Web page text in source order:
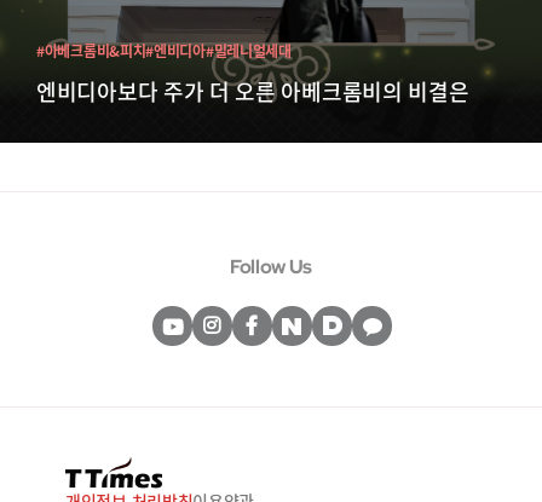
엔비디아보다 주가 더 오른 아베크롬비의 비결은
#아베크롬비&피치#엔비디아#밀레니얼세대
Follow Us